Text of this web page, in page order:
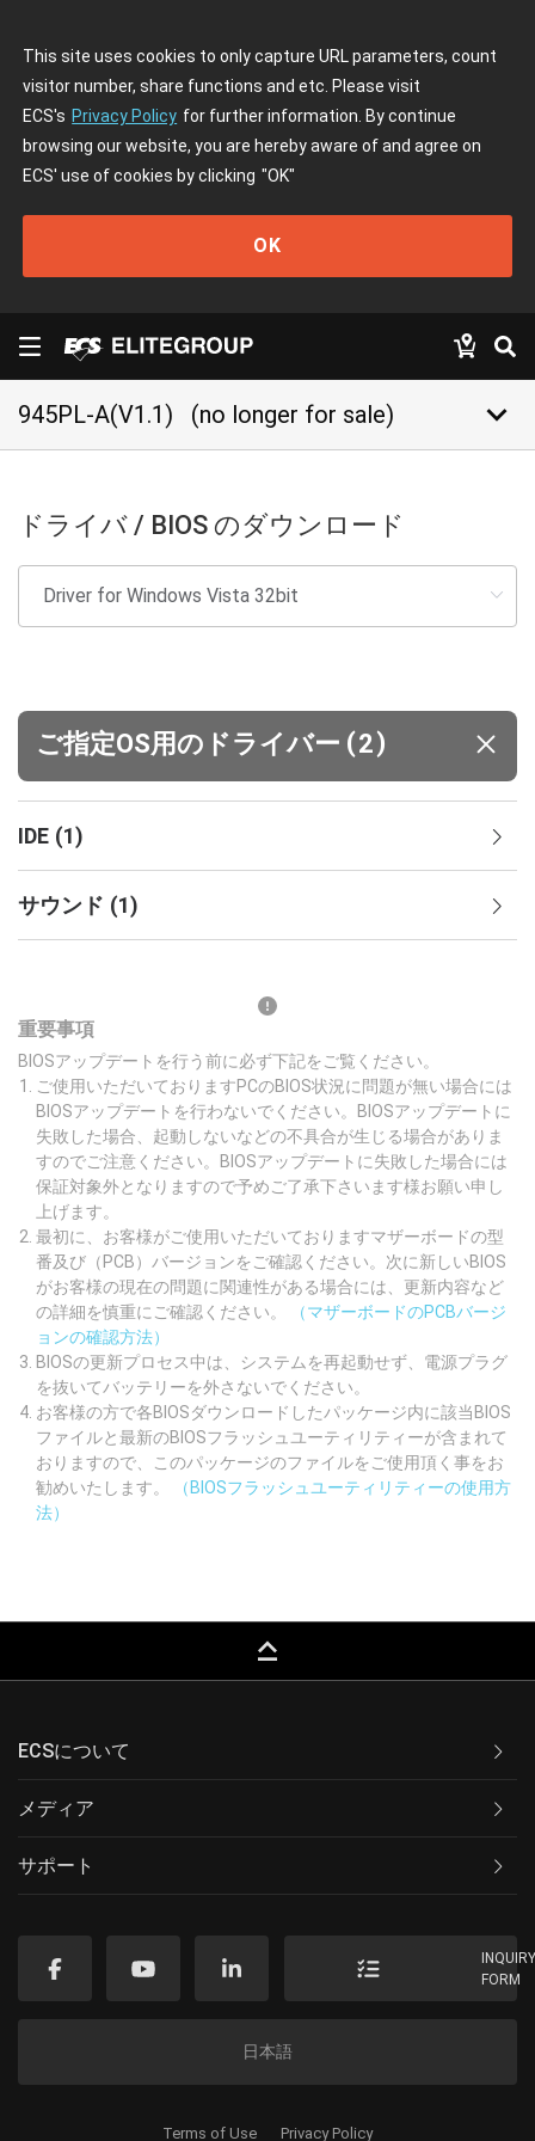
This site uses cookies to only capture URL parameters, count
visitor number, share functions and etc. Please visit
ECS's Privacy Policy for further information. By continue
browsing our website, you are hereby aware of and agree on
ECS' use of cookies by clicking "OK"
OK
945PL-A(V1.1) (no longer for sale) keyboard_arrow_down
ドライバ / BIOS のダウンロード
ご指定OS用のドライバー (2)
IDE (1)
サウンド (1)
重要事項
BIOSアップデートを行う前に必ず下記をご覧ください。
ご使用いただいておりますPCのBIOS状況に問題が無い場合には
BIOSアップデートを行わないでください。BIOSアップデートに
失敗した場合、起動しないなどの不具合が生じる場合がありま
すのでご注意ください。BIOSアップデートに失敗した場合には
保証対象外となりますので予めご了承下さいます様お願い申し
上げます。
最初に、お客様がご使用いただいておりますマザーボードの型
番及び（PCB）バージョンをご確認ください。次に新しいBIOS
がお客様の現在の問題に関連性がある場合には、更新内容など
の詳細を慎重にご確認ください。
（マザーボードのPCBバージ
ョンの確認方法）
BIOSの更新プロセス中は、システムを再起動せず、電源プラグ
を抜いてバッテリーを外さないでください。
お客様の方で各BIOSダウンロードしたパッケージ内に該当BIOS
ファイルと最新のBIOSフラッシュユーティリティーが含まれて
おりますので、このパッケージのファイルをご使用頂く事をお
勧めいたします。
（BIOSフラッシュユーティリティーの使用方
法）
keyboard_capslock
ECSについて
メディア
サポート
FORM
日本語
Terms of Use Privacy Policy